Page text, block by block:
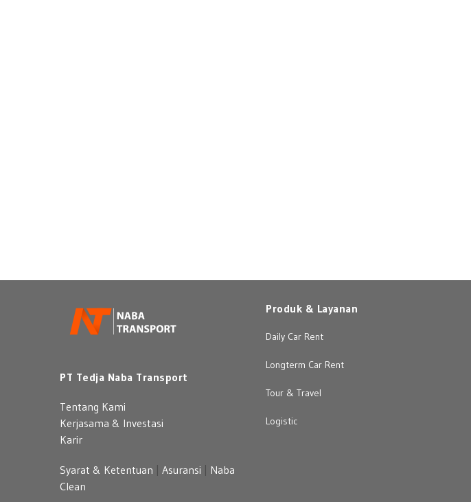
PT Tedja Naba Transport
Tentang Kami
Kerjasama & Investasi
Karir
Syarat & Ketentuan Asuransi
Naba
Clean
Produk & Layanan
Daily Car Rent
Longterm Car Rent
Tour & Travel
Logistic